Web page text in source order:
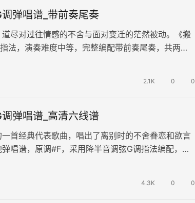
弹唱谱_带前奏尾奏
尽对过往情感的不舍与面对变迁的茫然被动。《搬
法，演奏难度中等，完整编配带前奏尾奏，共两张
2.1K 0 0
弹唱谱_高清六线谱
首经典代表歌曲，唱出了离别时的不舍眷恋和欲言
唱谱，原调#F，采用降半音调弦G调指法编配，高
4.3K 0 0